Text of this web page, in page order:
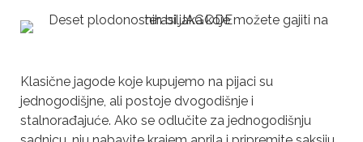
Klasične jagode koje kupujemo na pijaci su
jednogodišjne, ali postoje dvogodišnje i
stalnorađajuće. Ako se odlučite za jednogodišnju